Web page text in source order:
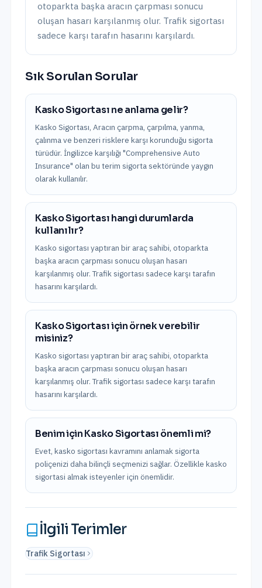
otoparkta başka aracın çarpması sonucu
oluşan hasarı karşılanmış olur. Trafik sigortası
sadece karşı tarafın hasarını karşılardı.
Sık Sorulan Sorular
Kasko Sigortası ne anlama gelir?
Kasko Sigortası, Aracın çarpma, çarpılma, yanma,
çalınma ve benzeri risklere karşı korunduğu sigorta
türüdür. İngilizce karşılığı "Comprehensive Auto
Insurance" olan bu terim sigorta sektöründe yaygın
olarak kullanılır.
Kasko Sigortası hangi durumlarda
kullanılır?
Kasko sigortası yaptıran bir araç sahibi, otoparkta
başka aracın çarpması sonucu oluşan hasarı
karşılanmış olur. Trafik sigortası sadece karşı tarafın
hasarını karşılardı.
Kasko Sigortası için örnek verebilir
misiniz?
Kasko sigortası yaptıran bir araç sahibi, otoparkta
başka aracın çarpması sonucu oluşan hasarı
karşılanmış olur. Trafik sigortası sadece karşı tarafın
hasarını karşılardı.
Benim için Kasko Sigortası önemli mi?
Evet, kasko sigortası kavramını anlamak sigorta
poliçenizi daha bilinçli seçmenizi sağlar. Özellikle kasko
sigortasi almak isteyenler için önemlidir.
İlgili Terimler
Trafik Sigortası